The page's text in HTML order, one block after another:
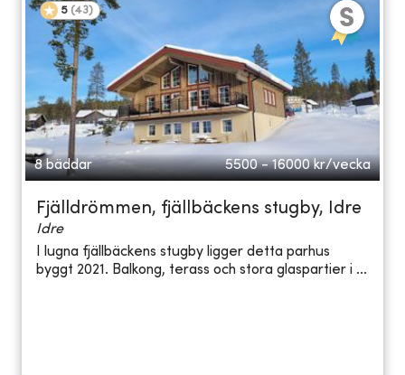
5 (43)
8 bäddar 5500 - 16000 kr/vecka
Fjälldrömmen, fjällbäckens stugby, Idre
Idre
I lugna fjällbäckens stugby ligger detta parhus
byggt 2021. Balkong, terass och stora glaspartier i ...